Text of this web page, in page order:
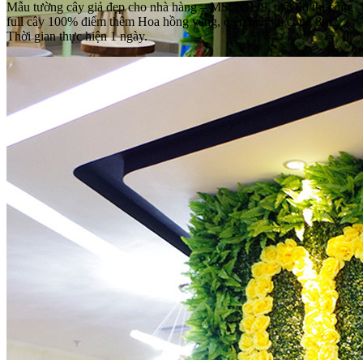
Mẫu tường cây giả đẹp cho nhà hàng – MS: NH29, mật độ thi công
full cây 100% điểm thêm Hoa hồng vàng, diện tích thi công 8m2.
Thời gian thực hiện 1 ngày.